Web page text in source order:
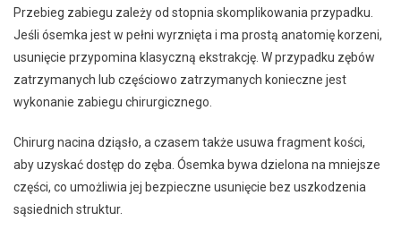
Przebieg zabiegu zależy od stopnia skomplikowania przypadku.
Jeśli ósemka jest w pełni wyrznięta i ma prostą anatomię korzeni,
usunięcie przypomina klasyczną ekstrakcję. W przypadku zębów
zatrzymanych lub częściowo zatrzymanych konieczne jest
wykonanie zabiegu chirurgicznego.
Chirurg nacina dziąsło, a czasem także usuwa fragment kości,
aby uzyskać dostęp do zęba. Ósemka bywa dzielona na mniejsze
części, co umożliwia jej bezpieczne usunięcie bez uszkodzenia
sąsiednich struktur.